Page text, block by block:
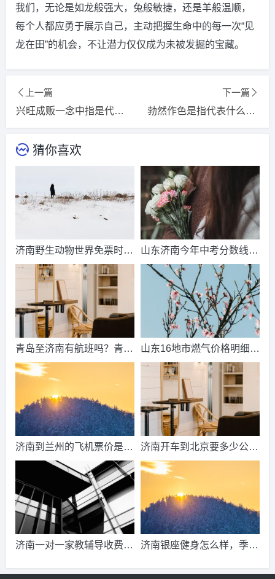
我们，无论是如龙般强大，兔般敏捷，还是羊般温顺，
每个人都应勇于展示自己，主动把握生命中的每一次“见
龙在田”的机会，不让潜力仅仅成为未被发掘的宝藏。
上一篇
兴旺成贩一念中指是代表什么生肖，词语精选释义解释
下一篇
勃然作色是指代表什么生肖，精选词语释义解释落实
猜你喜欢
济南野生动物世界免票时
间？济南动物王国票价？
山东济南今年中考分数线出
来了吗？济南中考总分多
青岛至济南有航班吗？青岛
到济南的高铁票多钱？
山东16地市燃气价格明细？
2021山东天然气费收费标
济南到兰州的飞机票价是多
少？济南到兰州飞机要多
久？
济南开车到北京要多少公
里、时间、过路费、油钱？
济南一对一家教辅导收费情
济南银座健身怎么样，季